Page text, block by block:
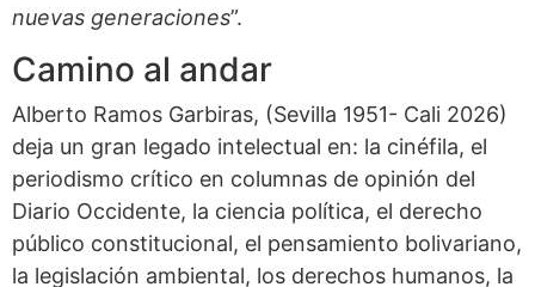
nuevas generaciones”.
Camino al andar
Alberto Ramos Garbiras, (Sevilla 1951- Cali 2026)
deja un gran legado intelectual en: la cinéfila, el
periodismo crítico en columnas de opinión del
Diario Occidente, la ciencia política, el derecho
público constitucional, el pensamiento bolivariano,
la legislación ambiental, los derechos humanos, la